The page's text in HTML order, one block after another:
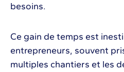
besoins.
Ce gain de temps est
entrepreneurs, souvent
multiples chantiers et les